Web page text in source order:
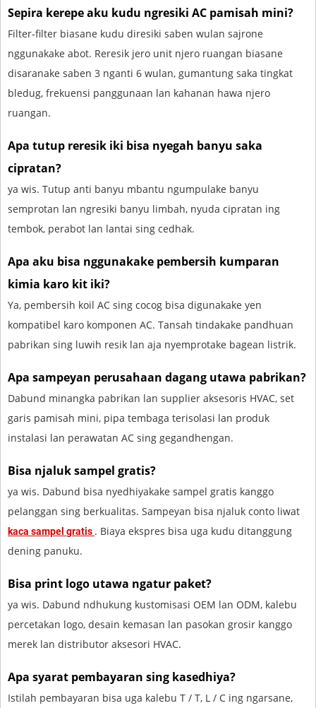
Sepira kerepe aku kudu ngresiki AC pamisah mini?
Filter-filter biasane kudu diresiki saben wulan sajrone
nggunakake abot. Reresik jero unit njero ruangan biasane
disaranake saben 3 nganti 6 wulan, gumantung saka tingkat
bledug, frekuensi panggunaan lan kahanan hawa njero
ruangan.
Apa tutup reresik iki bisa nyegah banyu saka
cipratan?
ya wis. Tutup anti banyu mbantu ngumpulake banyu
semprotan lan ngresiki banyu limbah, nyuda cipratan ing
tembok, perabot lan lantai sing cedhak.
Apa aku bisa nggunakake pembersih kumparan
kimia karo kit iki?
Ya, pembersih koil AC sing cocog bisa digunakake yen
kompatibel karo komponen AC. Tansah tindakake pandhuan
pabrikan sing luwih resik lan aja nyemprotake bagean listrik.
Apa sampeyan perusahaan dagang utawa pabrikan?
Dabund minangka pabrikan lan supplier aksesoris HVAC, set
garis pamisah mini, pipa tembaga terisolasi lan produk
instalasi lan perawatan AC sing gegandhengan.
Bisa njaluk sampel gratis?
ya wis. Dabund bisa nyedhiyakake sampel gratis kanggo
pelanggan sing berkualitas. Sampeyan bisa njaluk conto liwat
kaca sampel gratis . Biaya ekspres bisa uga kudu ditanggung
dening panuku.
Bisa print logo utawa ngatur paket?
ya wis. Dabund ndhukung kustomisasi OEM lan ODM, kalebu
percetakan logo, desain kemasan lan pasokan grosir kanggo
merek lan distributor aksesori HVAC.
Apa syarat pembayaran sing kasedhiya?
Istilah pembayaran bisa uga kalebu T / T, L / C ing ngarsane,